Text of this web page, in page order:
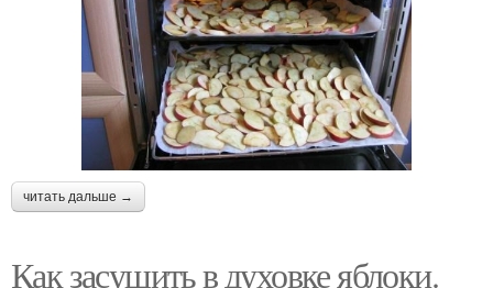
читать дальше →
Как засушить в духовке яблоки.